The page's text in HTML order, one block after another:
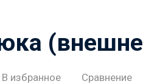
В избранное Сравнение